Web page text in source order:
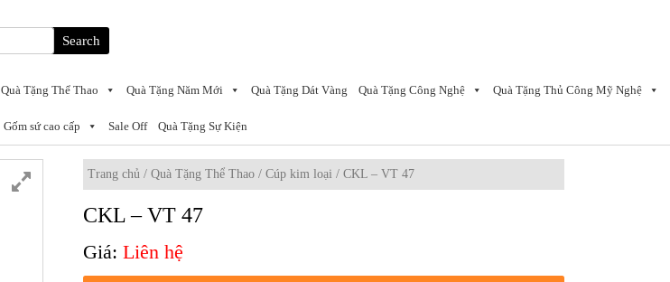
Search
Quà Tặng Thể Thao Quà Tặng Năm Mới Quà Tặng Dát Vàng Quà Tặng Công Nghệ Quà Tặng Thủ Công Mỹ Nghệ
Gốm sứ cao cấp Sale Off Quà Tặng Sự Kiện
Trang chủ /Quà Tặng Thể Thao /Cúp kim loại / CKL – VT 47
CKL – VT 47
Liên hệ